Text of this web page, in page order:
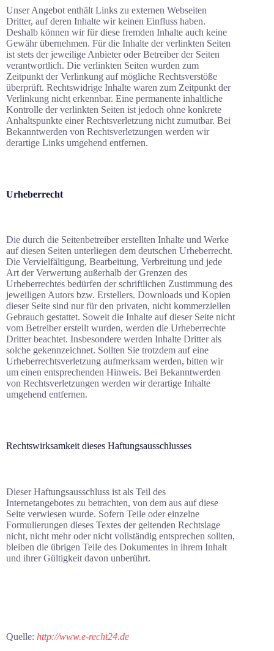
Unser Angebot enthält Links zu externen Webseiten
Dritter, auf deren Inhalte wir keinen Einfluss haben.
Deshalb können wir für diese fremden Inhalte auch keine
Gewähr übernehmen. Für die Inhalte der verlinkten Seiten
ist stets der jeweilige Anbieter oder Betreiber der Seiten
verantwortlich. Die verlinkten Seiten wurden zum
Zeitpunkt der Verlinkung auf mögliche Rechtsverstöße
überprüft. Rechtswidrige Inhalte waren zum Zeitpunkt der
Verlinkung nicht erkennbar. Eine permanente inhaltliche
Kontrolle der verlinkten Seiten ist jedoch ohne konkrete
Anhaltspunkte einer Rechtsverletzung nicht zumutbar. Bei
Bekanntwerden von Rechtsverletzungen werden wir
derartige Links umgehend entfernen.
Urheberrecht
Die durch die Seitenbetreiber erstellten Inhalte und Werke
auf diesen Seiten unterliegen dem deutschen Urheberrecht.
Die Vervielfältigung, Bearbeitung, Verbreitung und jede
Art der Verwertung außerhalb der Grenzen des
Urheberrechtes bedürfen der schriftlichen Zustimmung des
jeweiligen Autors bzw. Erstellers. Downloads und Kopien
dieser Seite sind nur für den privaten, nicht kommerziellen
Gebrauch gestattet. Soweit die Inhalte auf dieser Seite nicht
vom Betreiber erstellt wurden, werden die Urheberrechte
Dritter beachtet. Insbesondere werden Inhalte Dritter als
solche gekennzeichnet. Sollten Sie trotzdem auf eine
Urheberrechtsverletzung aufmerksam werden, bitten wir
um einen entsprechenden Hinweis. Bei Bekanntwerden
von Rechtsverletzungen werden wir derartige Inhalte
umgehend entfernen.
Rechtswirksamkeit dieses Haftungsausschlusses
Dieser Haftungsausschluss ist als Teil des
Internetangebotes zu betrachten, von dem aus auf diese
Seite verwiesen wurde. Sofern Teile oder einzelne
Formulierungen dieses Textes der geltenden Rechtslage
nicht, nicht mehr oder nicht vollständig entsprechen sollten,
bleiben die übrigen Teile des Dokumentes in ihrem Inhalt
und ihrer Gültigkeit davon unberührt.
Quelle: http://www.e-recht24.de